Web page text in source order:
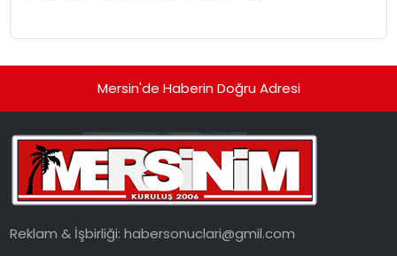
Mersin'de Haberin Doğru Adresi
Reklam & İşbirliği:habersonuclari@gmil.com